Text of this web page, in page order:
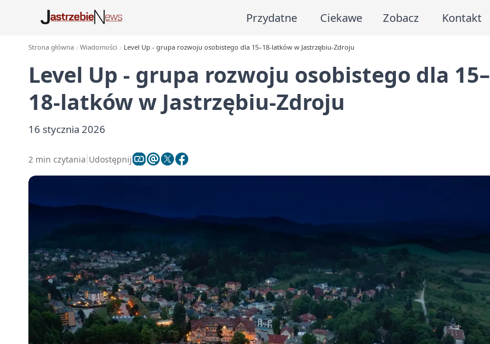
Przydatne Ciekawe Zobacz Kontakt
Strona główna Wiadomości Level Up - grupa rozwoju osobistego dla 15–18-latków w Jastrzębiu-Zdroju
Level Up - grupa rozwoju osobistego dla 15–
18-latków w Jastrzębiu-Zdroju
16 stycznia 2026
2 min czytania Udostępnij